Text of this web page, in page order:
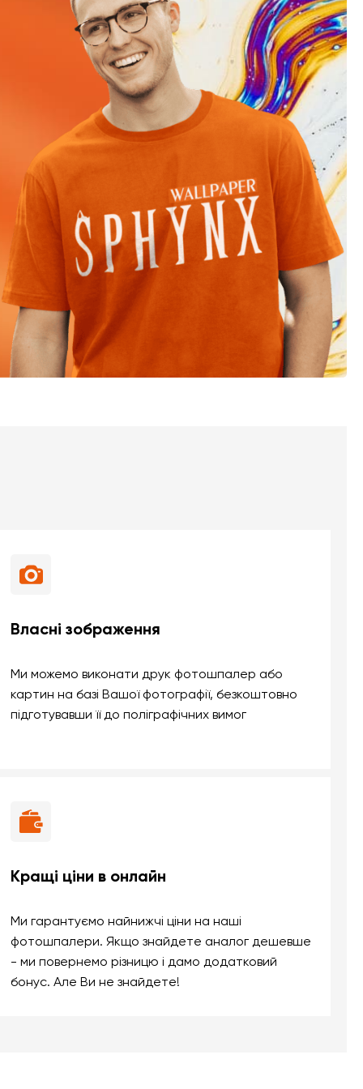
Власні зображення
Ми можемо виконати друк фотошпалер або
картин на базі Вашої фотографії, безкоштовно
підготувавши її до поліграфічних вимог
Кращі ціни в онлайн
Ми гарантуємо найнижчі ціни на наші
фотошпалери. Якщо знайдете аналог дешевше
- ми повернемо різницю і дамо додатковий
бонус. Але Ви не знайдете!